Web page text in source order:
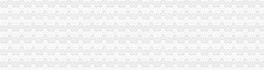
重庆市渝中区马家堡小学二年级3班歌咏比赛-原创-高清-爱奇艺
说课唐令春重庆渝中区马家堡小学《可能》—在线播放—优酷
桐君阁大房重庆市渝中区马家堡八十八店
重庆市渝中区马家堡小学评论怎么样-我要搜学网
重庆中房家苑房产经纪有限公司渝中区马家堡经营部_【信用信息_诉讼
渝中区马家堡小学应急避难场所到马家堡怎么走？-住哪网